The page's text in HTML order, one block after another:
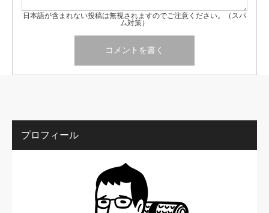
日本語が含まれない投稿は無視されますのでご注意ください。（スパ
ム対策）
プロフィール